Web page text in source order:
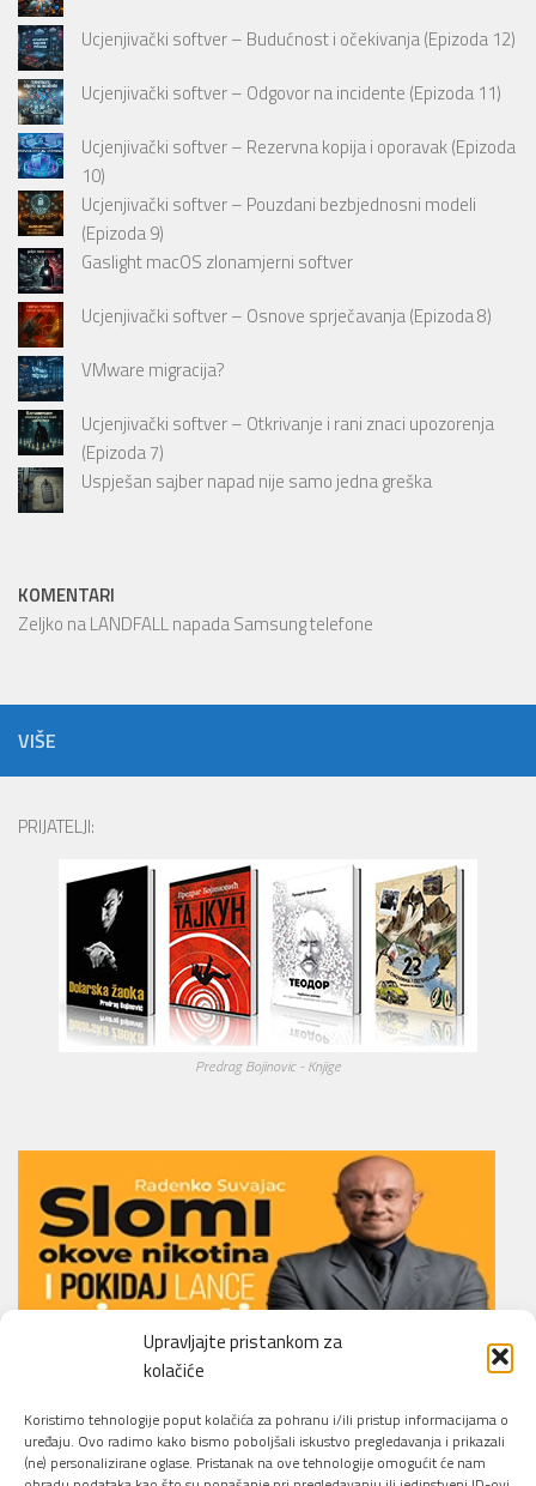
Upravljajte pristankom za
kolačiće
Koristimo tehnologije poput kolačića za pohranu i/ili pristup informacijama o
uređaju. Ovo radimo kako bismo poboljšali iskustvo pregledavanja i prikazali
(ne) personalizirane oglase. Pristanak na ove tehnologije omogućit će nam
Ucjenjivački softver – Budućnost i očekivanja (Epizoda 12)
Ucjenjivački softver – Odgovor na incidente (Epizoda 11)
Ucjenjivački softver – Rezervna kopija i oporavak (Epizoda
10)
Ucjenjivački softver – Pouzdani bezbjednosni modeli
(Epizoda 9)
Gaslight macOS zlonamjerni softver
Ucjenjivački softver – Osnove sprječavanja (Epizoda 8)
VMware migracija?
Ucjenjivački softver – Otkrivanje i rani znaci upozorenja
(Epizoda 7)
Uspješan sajber napad nije samo jedna greška
KOMENTARI
Zeljko naLANDFALL napada Samsung telefone
VIŠE
PRIJATELJI:
Predrag Bojinovic - Knjige
Li.O.N.S. Smoking Cessation Method